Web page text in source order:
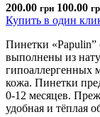
200.00 грн 100.00
Купить в один
Пинетки «Papulin”
выполнены из
гипоаллергенных
кожа. Пинетки
0-12 месяцев.
удобная и тёплая